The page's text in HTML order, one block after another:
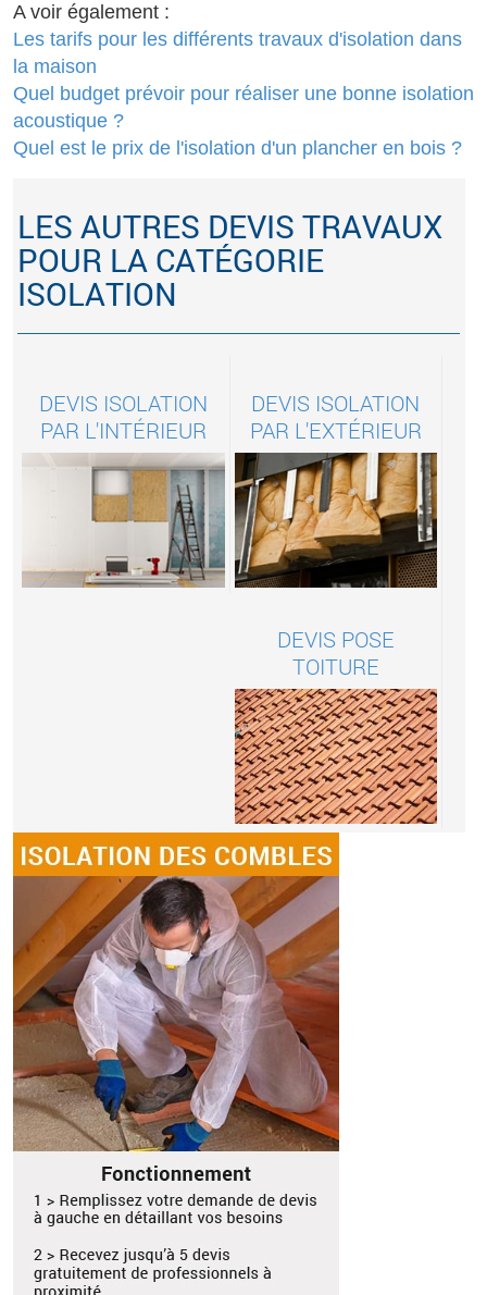
A voir également :
Les tarifs pour les différents travaux d'isolation dans
la maison
Quel budget prévoir pour réaliser une bonne isolation
acoustique ?
Quel est le prix de l'isolation d'un plancher en bois ?
LES AUTRES DEVIS TRAVAUX
POUR LA CATÉGORIE
ISOLATION
DEVIS ISOLATION
PAR L'INTÉRIEUR
DEVIS ISOLATION
PAR L'EXTÉRIEUR
DEVIS POSE
TOITURE